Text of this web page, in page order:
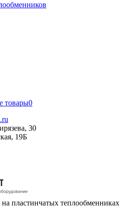
товары0
30
19Б
пластинчатых теплообменниках